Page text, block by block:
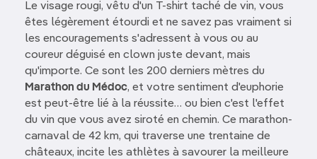
Le visage rougi, vêtu d'un T-shirt taché de vin, vous
êtes légèrement étourdi et ne savez pas vraiment si
les encouragements s'adressent à vous ou au
coureur déguisé en clown juste devant, mais
qu'importe. Ce sont les 200 derniers mètres du
Marathon du Médoc, et votre sentiment d'euphorie
est peut-être lié à la réussite… ou bien c'est l'effet
du vin que vous avez siroté en chemin. Ce marathon-
carnaval de 42 km, qui traverse une trentaine de
châteaux, incite les athlètes à savourer la meilleure